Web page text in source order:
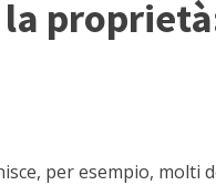
per esempio, molti